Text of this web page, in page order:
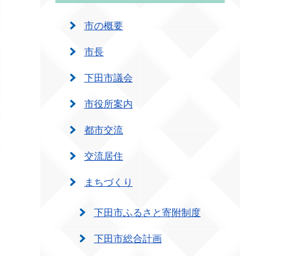
市の概要
市長
下田市議会
市役所案内
都市交流
交流居住
まちづくり
下田市ふるさと寄附制度
下田市総合計画